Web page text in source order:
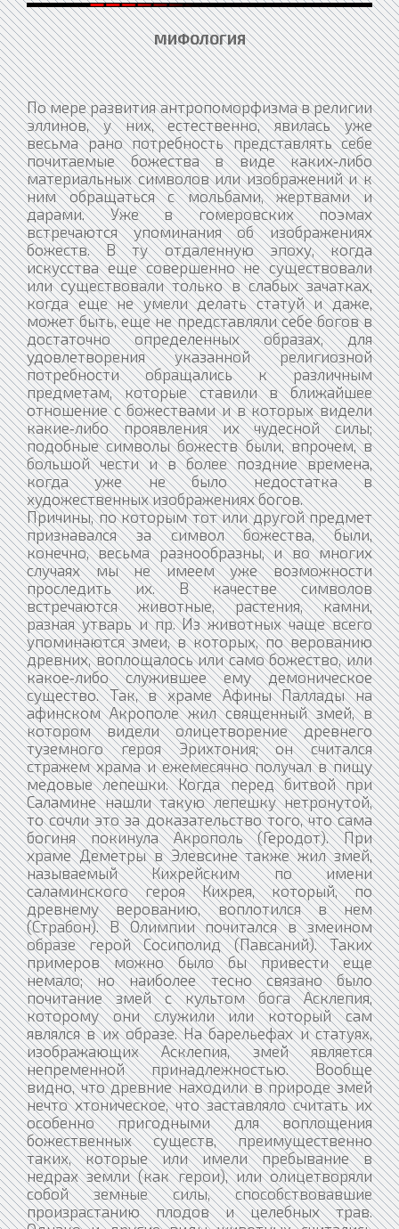
МИФОЛОГИЯ
По мере развития антропоморфизма в религии
эллинов, у них, естественно, явилась уже
весьма рано потребность представлять себе
почитаемые божества в виде каких‑либо
материальных символов или изображений и к
ним обращаться с мольбами, жертвами и
дарами. Уже в гомеровских поэмах
встречаются упоминания об изображениях
божеств. В ту отдаленную эпоху, когда
искусства еще совершенно не существовали
или существовали только в слабых зачатках,
когда еще не умели делать статуй и даже,
может быть, еще не представляли себе богов в
достаточно определенных образах, для
удовлетворения указанной религиозной
потребности обращались к различным
предметам, которые ставили в ближайшее
отношение с божествами и в которых видели
какие‑либо проявления их чудесной силы;
подобные символы божеств были, впрочем, в
большой чести и в более поздние времена,
когда уже не было недостатка в
художественных изображениях богов.
Причины, по которым тот или другой предмет
признавался за символ божества, были,
конечно, весьма разнообразны, и во многих
случаях мы не имеем уже возможности
проследить их. В качестве символов
встречаются животные, растения, камни,
разная утварь и пр. Из животных чаще всего
упоминаются змеи, в которых, по верованию
древних, воплощалось или само божество, или
какое‑либо служившее ему демоническое
существо. Так, в храме Афины Паллады на
афинском Акрополе жил священный змей, в
котором видели олицетворение древнего
туземного героя Эрихтония; он считался
стражем храма и ежемесячно получал в пищу
медовые лепешки. Когда перед битвой при
Саламине нашли такую лепешку нетронутой,
то сочли это за доказательство того, что сама
богиня покинула Акрополь (Геродот). При
храме Деметры в Элевсине также жил змей,
называемый Кихрейским по имени
саламинского героя Кихрея, который, по
древнему верованию, воплотился в нем
(Страбон). В Олимпии почитался в змеином
образе герой Сосиполид (Павсаний). Таких
примеров можно было бы привести еще
немало; но наиболее тесно связано было
почитание змей с культом бога Асклепия,
которому они служили или который сам
являлся в их образе. На барельефах и статуях,
изображающих Асклепия, змей является
непременной принадлежностью. Вообще
видно, что древние находили в природе змей
нечто хтоническое, что заставляло считать их
особенно пригодными для воплощения
божественных существ, преимущественно
таких, которые или имели пребывание в
недрах земли (как герои), или олицетворяли
собой земные силы, способствовавшие
произрастанию плодов и целебных трав.